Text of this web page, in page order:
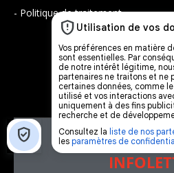
- Politique de traitement
ABONNEZ-